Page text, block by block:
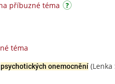
příbuzné téma
téma
psychotických onemocnění (Lenka